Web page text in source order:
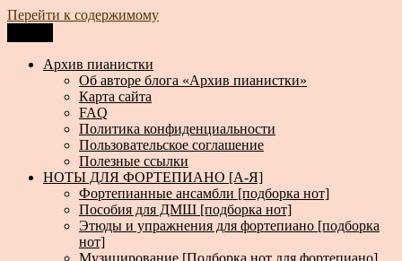
Перейти к содержимому
Архив пианистки
Всё для пианистов: ноты, книги, музыка, статьи…
Архив пианистки
Об авторе блога «Архив пианистки»
Карта сайта
FAQ
Политика конфиденциальности
Пользовательское соглашение
Полезные ссылки
НОТЫ ДЛЯ ФОРТЕПИАНО [А-Я]
Фортепианные ансамбли [подборка нот]
Пособия для ДМШ [подборка нот]
Этюды и упражнения для фортепиано [подборка
нот]
Музицирование [Подборка нот для фортепиано]